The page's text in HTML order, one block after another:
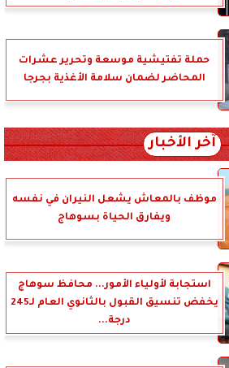
حملة تفتيشية موسعة وتحرير عشرات
المحاضر لضمان سلامة الأغذية بجرجا
آخر الأخبار
موظف بالمعاش يشعل النيران في نفسه
ويفارق الحياة بسوهاج
استجابة لأولياء الأمور... محافظ سوهاج
يخفض تنسيق القبول بالثانوي العام لـ245
درجة...